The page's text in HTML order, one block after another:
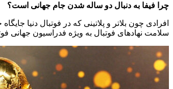
چرا فیفا به دنبال دو ساله شدن جام جهانی است؟
افرادی چون بلاتر و پلاتینی که در فوتبال دنیا
سلامت نهادهای فوتبال به ویژه فدراسیون جهانی